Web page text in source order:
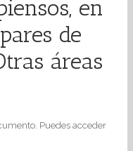
en
de
áreas
Puedes acceder